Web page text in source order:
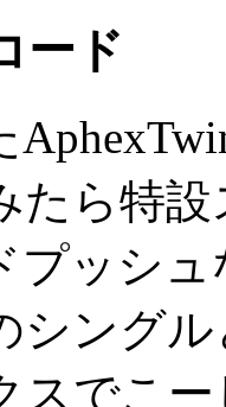
ード
たら特
ッシュ
シング
スでこ